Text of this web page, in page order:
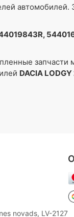
запчасти
DACIA
novads, LV-2127